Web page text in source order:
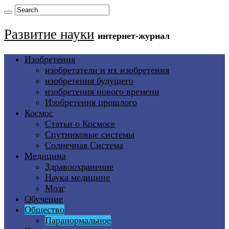
Развитие науки интернет-журнал
Изобретения
изобретатели и их изобретения
изобретения будущего
изобретения нового времени
Изобретения прошлого
Космос
Статьи о Космосе
Спутниковые системы
Солнечная Система
Медицина
Здравоохранение
Наука медицине
Мозг
Обучение
Общество
Паранормальное